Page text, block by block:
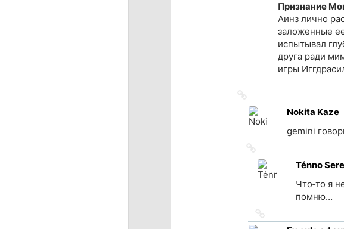
Признание
Аинз лично
заложенные
испытывал
друга ради
игры
на
источник
Nokita Kaze
gemini
на
источник
Ténno
Что‐то я
помню…
на